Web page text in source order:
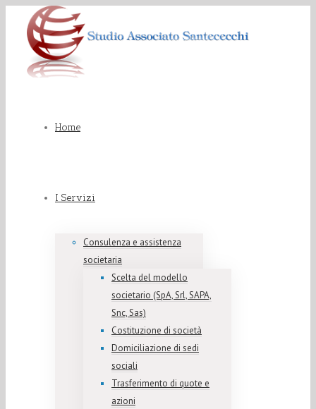
Home
I Servizi
Consulenza e assistenza
societaria
Scelta del modello
societario (SpA, Srl, SAPA,
Snc, Sas)
Costituzione di società
Domiciliazione di sedi
sociali
Trasferimento di quote e
azioni